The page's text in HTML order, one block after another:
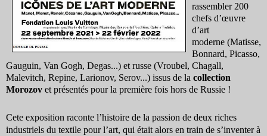
rassembler 200
chefs d’œuvre
d’art
moderne (Matisse,
Bonnard, Picasso,
Gauguin, Van Gogh, Degas...) et russe (Vroubel, Chagall,
Malevitch, Repine, Larionov, Serov...) issus de la collection
Morozov et présentés pour la première fois hors de Russie !
Cete exposition raconte l’histoire de la passion de deux riches
industriels du textile pour l’art, qui était alors en train de s’inventer à